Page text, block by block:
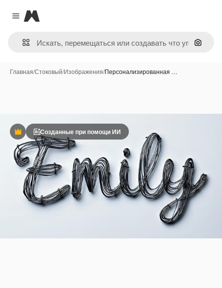
Close menu
Magnific
Поиск
Главная/Стоковый/Изображения/Персонализированная …
ПремиумСозданные при помощи ИИ